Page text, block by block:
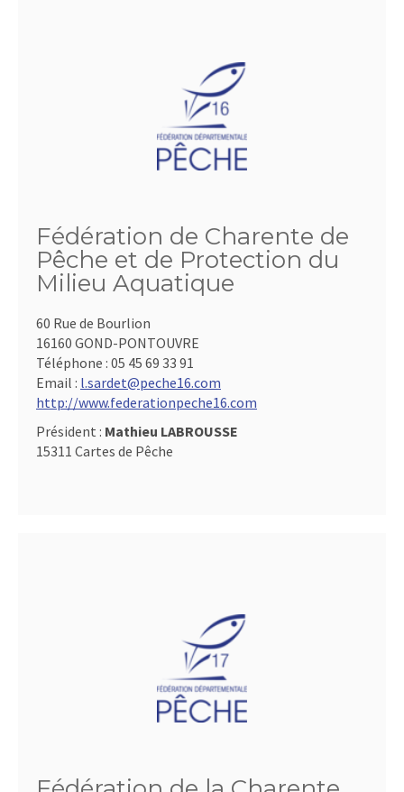
Fédération de Charente de
Pêche et de Protection du
Milieu Aquatique
60 Rue de Bourlion
16160 GOND-PONTOUVRE
Téléphone : 05 45 69 33 91
Email : l.sardet@peche16.com
http://www.federationpeche16.com
Président : Mathieu LABROUSSE
15311 Cartes de Pêche